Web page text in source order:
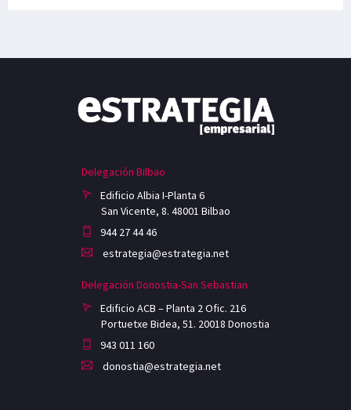
Delegación Bilbao
Edificio Albia I-Planta 6
San Vicente, 8. 48001 Bilbao
944 27 44 46
estrategia@estrategia.net
Delegación Donostia-San Sebastian
Edificio ACB – Planta 2 Ofic. 216
Portuetxe Bidea, 51. 20018 Donostia
943 011 160
donostia@estrategia.net